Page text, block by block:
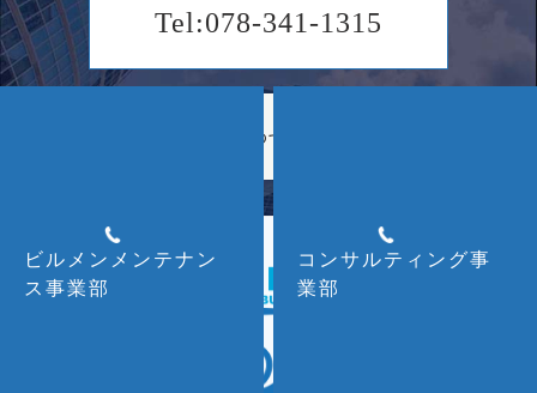
ビルメンメンテナン
ス事業部
コンサルティング事
業部
Tel:078-341-1315
お問い合わせフォーム